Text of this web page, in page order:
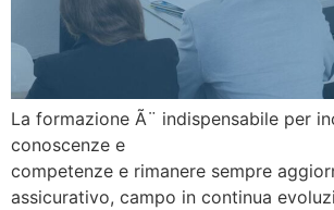
La formazione Ã¨ indispensabile per
conoscenze e
competenze e rimanere sempre
assicurativo, campo in continua